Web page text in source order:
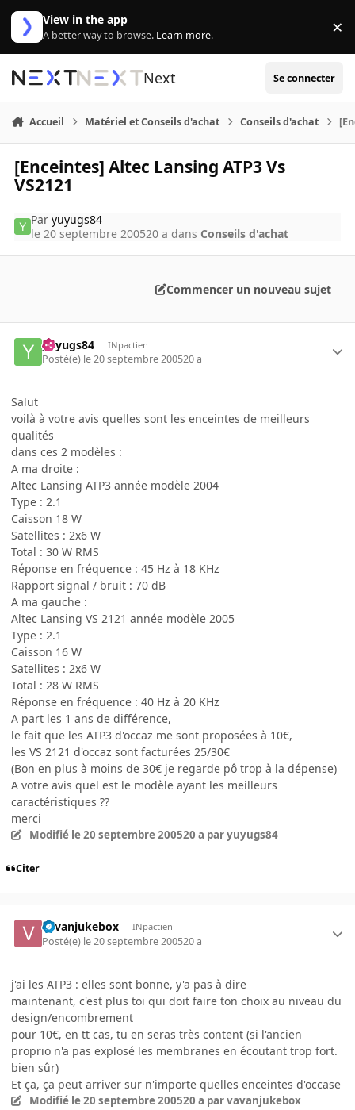
Aller au contenu
View in the app
A better way to browse. Learn more. ×
Next Se connecter
Accueil Matériel et Conseils d'achat Conseils d'achat
[Enceintes] Altec Lansing ATP3 Vs
VS2121
Paryuyugs84
le 20 septembre 200520 a dans Conseils d'achat
Commencer un nouveau sujet
yuyugs84 INpactien
Posté(e) le 20 septembre 200520 a
Salut
voilà à votre avis quelles sont les enceintes de meilleurs
qualités
dans ces 2 modèles :
A ma droite :
Altec Lansing ATP3 année modèle 2004
Type : 2.1
Caisson 18 W
Satellites : 2x6 W
Total : 30 W RMS
Réponse en fréquence : 45 Hz à 18 KHz
Rapport signal / bruit : 70 dB
A ma gauche :
Altec Lansing VS 2121 année modèle 2005
Type : 2.1
Caisson 16 W
Satellites : 2x6 W
Total : 28 W RMS
Réponse en fréquence : 40 Hz à 20 KHz
A part les 1 ans de différence,
le fait que les ATP3 d'occaz me sont proposées à 10€,
les VS 2121 d'occaz sont facturées 25/30€
(Bon en plus à moins de 30€ je regarde pô trop à la dépense)
A votre avis quel est le modèle ayant les meilleurs
caractéristiques ??
merci
Modifié le 20 septembre 200520 a par yuyugs84
Citer
vavanjukebox INpactien
Posté(e) le 20 septembre 200520 a
j'ai les ATP3 : elles sont bonne, y'a pas à dire
maintenant, c'est plus toi qui doit faire ton choix au niveau du
design/encombrement
pour 10€, en tt cas, tu en seras très content (si l'ancien
proprio n'a pas explosé les membranes en écoutant trop fort.
bien sûr)
Et ça, ça peut arriver sur n'importe quelles enceintes d'occase
Modifié le 20 septembre 200520 a par vavanjukebox